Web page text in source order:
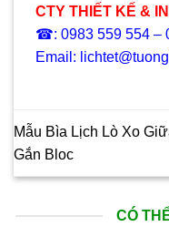
CTY THIẾT KẾ &
☎: 0983 559 554 –
Email:
Mẫu Bìa Lịch Lò Xo
Gắn Bloc
CÓ